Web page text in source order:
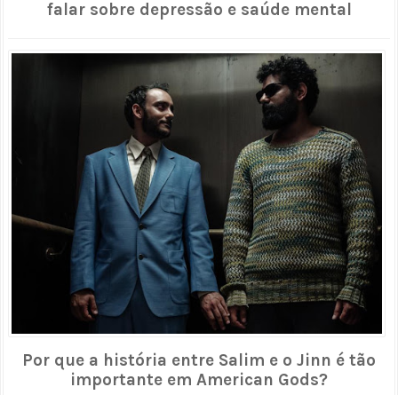
falar sobre depressão e saúde mental
Por que a história entre Salim e o Jinn é tão
importante em American Gods?